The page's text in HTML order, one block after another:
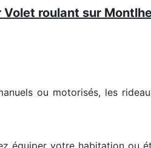
Volet roulant sur
ou motorisés, les
équiper votre habitation ou